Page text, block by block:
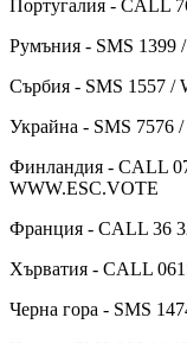
Португалия - CALL
Румъния - SMS 1399
Сърбия - SMS 1557 /
Украйна - SMS 7576
Финландия - CALL
WWW.ESC.VOTE
Франция - CALL 36
Хърватия - CALL
Черна гора - SMS